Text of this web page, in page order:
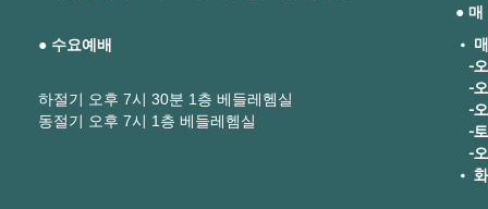
● 수요예배
하절기 오후 7시 30분 1층 베들레헴실
동절기 오후 7시 1층 베들레헴실
● 매
•
-오
-오
-오
-토
-오
•